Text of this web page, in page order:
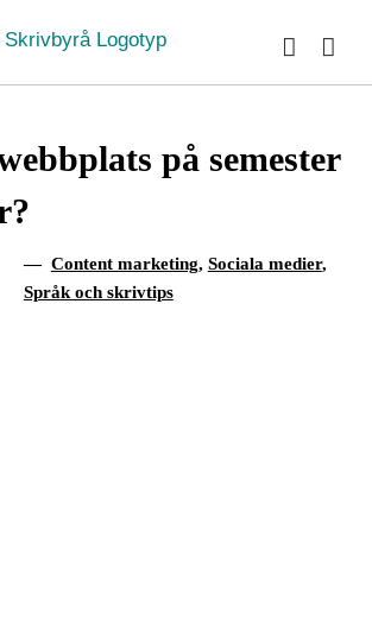
på semester
— Content marketing, Sociala medier,
Språk och skrivtips